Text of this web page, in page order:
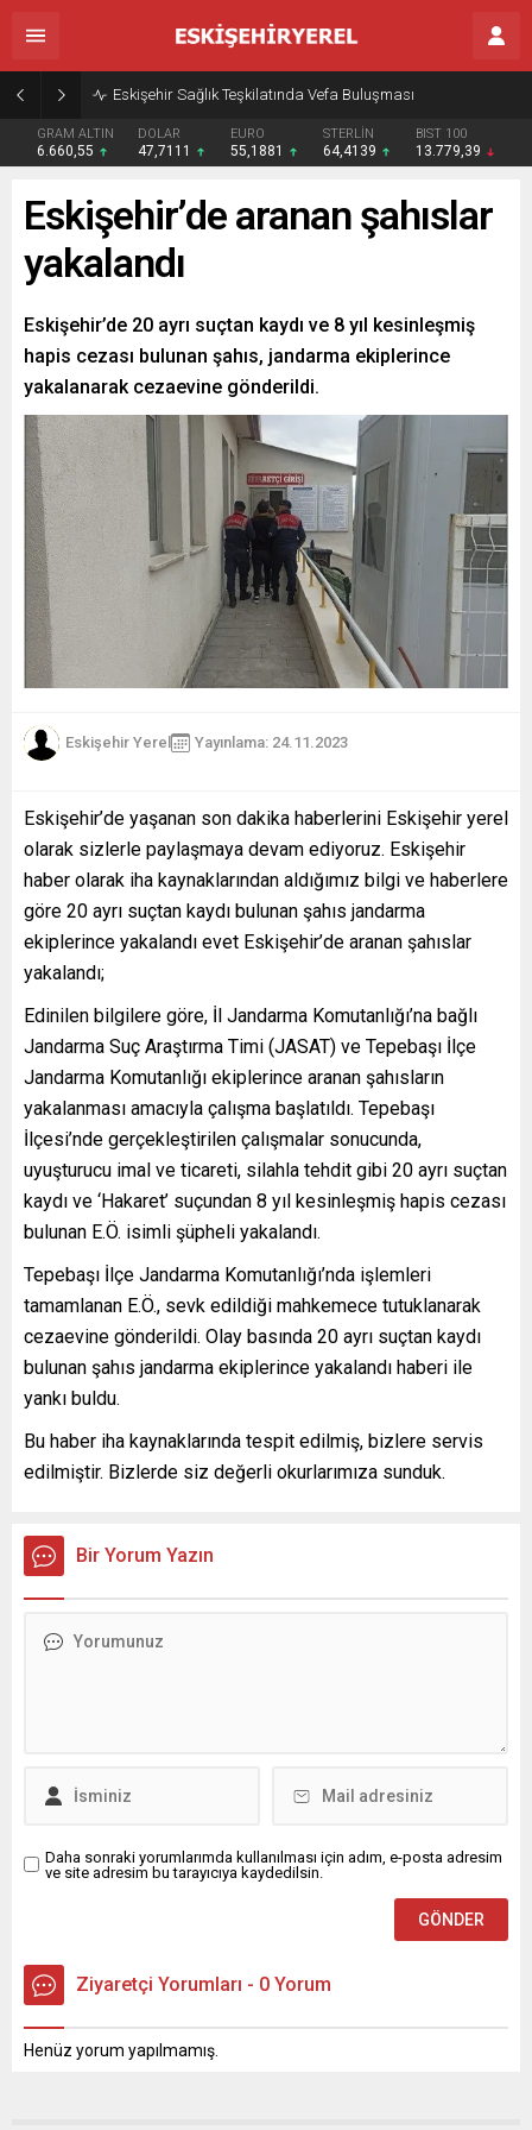
Eskişehir Sağlık Teşkilatında Vefa Buluşması
GRAM ALTIN
6.660,55
DOLAR
47,7111
EURO
55,1881
STERLİN
64,4139
BIST 100
13.779,39
Eskişehir’de aranan şahıslar
yakalandı
Eskişehir’de 20 ayrı suçtan kaydı ve 8 yıl kesinleşmiş
hapis cezası bulunan şahıs, jandarma ekiplerince
yakalanarak cezaevine gönderildi.
Eskişehir Yerel Yayınlama: 24.11.2023
Eskişehir’de yaşanan son dakika haberlerini Eskişehir yerel
olarak sizlerle paylaşmaya devam ediyoruz. Eskişehir
haber olarak iha kaynaklarından aldığımız bilgi ve haberlere
göre 20 ayrı suçtan kaydı bulunan şahıs jandarma
ekiplerince yakalandı evet Eskişehir’de aranan şahıslar
yakalandı;
Edinilen bilgilere göre, İl Jandarma Komutanlığı’na bağlı
Jandarma Suç Araştırma Timi (JASAT) ve Tepebaşı İlçe
Jandarma Komutanlığı ekiplerince aranan şahısların
yakalanması amacıyla çalışma başlatıldı. Tepebaşı
İlçesi’nde gerçekleştirilen çalışmalar sonucunda,
uyuşturucu imal ve ticareti, silahla tehdit gibi 20 ayrı suçtan
kaydı ve ‘Hakaret’ suçundan 8 yıl kesinleşmiş hapis cezası
bulunan E.Ö. isimli şüpheli yakalandı.
Tepebaşı İlçe Jandarma Komutanlığı’nda işlemleri
tamamlanan E.Ö., sevk edildiği mahkemece tutuklanarak
cezaevine gönderildi. Olay basında 20 ayrı suçtan kaydı
bulunan şahıs jandarma ekiplerince yakalandı haberi ile
yankı buldu.
Bu haber iha kaynaklarında tespit edilmiş, bizlere servis
edilmiştir. Bizlerde siz değerli okurlarımıza sunduk.
Bir Yorum Yazın
Daha sonraki yorumlarımda kullanılması için adım, e-posta adresim
ve site adresim bu tarayıcıya kaydedilsin.
Ziyaretçi Yorumları - 0 Yorum
Henüz yorum yapılmamış.